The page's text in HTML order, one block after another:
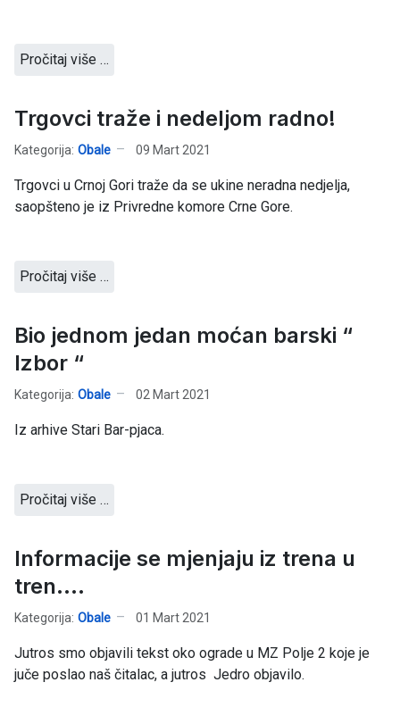
Pročitaj više …
Trgovci traže i nedeljom radno!
Kategorija: Obale 09 Mart 2021
Trgovci u Crnoj Gori traže da se ukine neradna nedjelja,
saopšteno je iz Privredne komore Crne Gore.
Pročitaj više …
Bio jednom jedan moćan barski “
Izbor “
Kategorija: Obale 02 Mart 2021
Iz arhive Stari Bar-pjaca.
Pročitaj više …
Informacije se mjenjaju iz trena u
tren....
Kategorija: Obale 01 Mart 2021
Jutros smo objavili tekst oko ograde u MZ Polje 2 koje je
juče poslao naš čitalac, a jutros Jedro objavilo.